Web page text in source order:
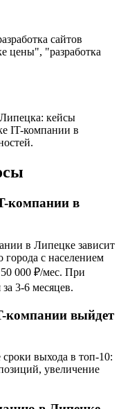
сайтов
цены", "разработка
кейсы
IT-компании в
компании в
в Липецке зависит
с населением
50 000 ₽/мес. При
3-6 месяцев.
компании выйдет
выхода в топ-10:
увеличение